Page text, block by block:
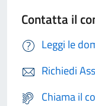
Contatta il
Leggi le
Richiedi
Chiama il